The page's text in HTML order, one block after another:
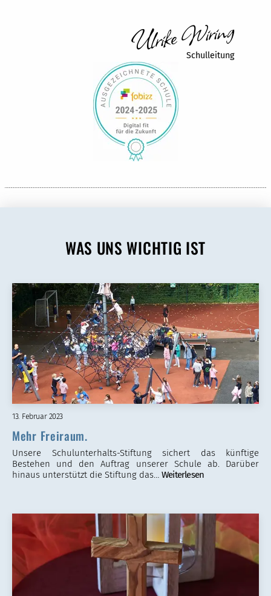
Ulrike Wiring
Schulleitung
WAS UNS WICHTIG IST
13. Februar 2023
Mehr Freiraum.
Unsere Schulunterhalts-Stiftung sichert das künftige
Bestehen und den Auftrag unserer Schule ab. Darüber
hinaus unterstützt die Stiftung das… Weiterlesen